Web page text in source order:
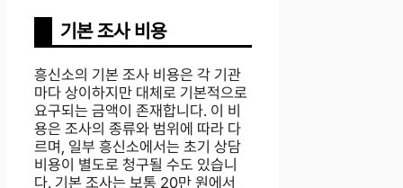
기본 조사 비용
흥신소의 기본 조사 비용은 각 기관
마다 상이하지만 대체로 기본적으로
요구되는 금액이 존재합니다. 이 비
용은 조사의 종류와 범위에 따라 다
르며, 일부 흥신소에서는 초기 상담
비용이 별도로 청구될 수도 있습니
다. 기본 조사는 보통 20만 원에서